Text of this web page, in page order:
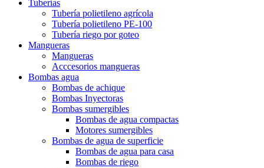
Tuberías
Tubería polietileno agrícola
Tubería polietileno PE-100
Tubería riego por goteo
Mangueras
Mangueras
Acccesorios mangueras
Bombas agua
Bombas de achique
Bombas Inyectoras
Bombas sumergibles
Bombas de agua compactas
Motores sumergibles
Bombas de agua de superficie
Bombas de agua para casa
Bombas de riego